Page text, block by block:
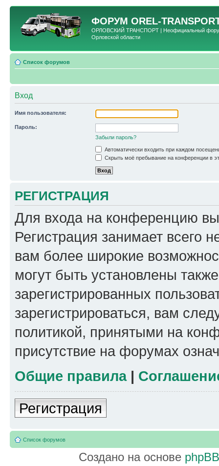
ФОРУМ OREL-
ОРЛОВСКИЙ ТРАНСПОРТ | Неофициальный форум
Орловской области
Список форумов
Вход
Имя пользователя:
Пароль:
Забыли пароль?
Автоматически входить при каждом
Скрыть моё пребывание на конференции в
РЕГИСТРАЦИЯ
Для входа на конференцию
Регистрация занимает всего
вам более широкие
могут быть установлены
зарегистрированных
зарегистрироваться, вам
политикой, принятыми на
присутствие на форумах
Общие правила|
Регистрация
Список форумов
Создано на основе phpBB